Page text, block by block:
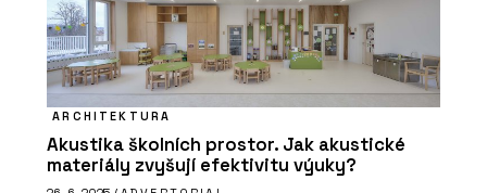
ARCHITEKTURA
Akustika školních prostor. Jak akustické
materiály zvyšují efektivitu výuky?